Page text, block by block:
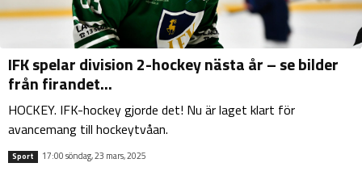
IFK spelar division 2-hockey nästa år – se bilder
från firandet...
HOCKEY. IFK-hockey gjorde det! Nu är laget klart för
avancemang till hockeytvåan.
Sport 17:00 söndag, 23 mars, 2025